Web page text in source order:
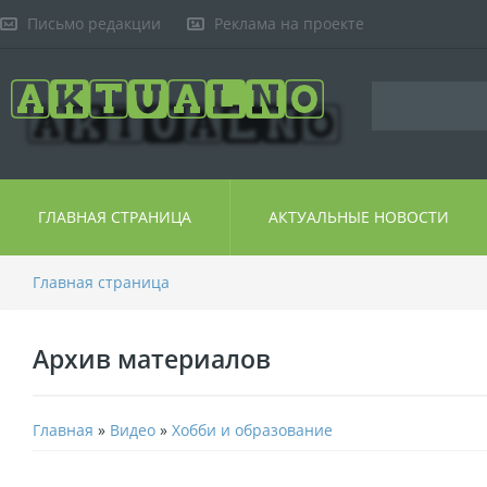
Письмо редакции Реклама на проекте
ГЛАВНАЯ СТРАНИЦА АКТУАЛЬНЫЕ НОВОСТИ
Главная страница
Архив материалов
Главная » Видео » Хобби и образование